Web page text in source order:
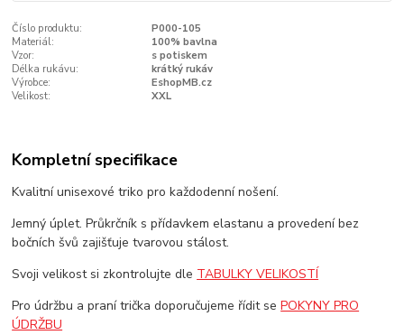
Číslo produktu:
P000-105
Materiál:
100% bavlna
Vzor:
s potiskem
Délka rukávu:
krátký rukáv
Výrobce:
EshopMB.cz
Velikost:
XXL
Kompletní specifikace
Kvalitní unisexové triko pro každodenní nošení.
Jemný úplet. Průkrčník s přídavkem elastanu a provedení bez
bočních švů zajišťuje tvarovou stálost.
Svoji velikost si zkontrolujte dle TABULKY VELIKOSTÍ
Pro údržbu a praní trička doporučujeme řídit sePOKYNY PRO
ÚDRŽBU